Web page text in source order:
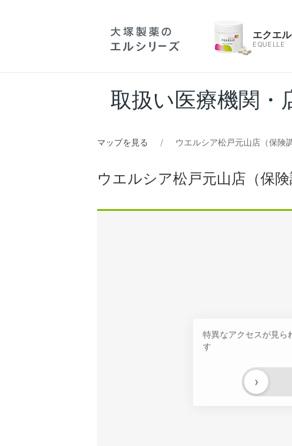
エクエル
EQUELLE
取扱い医療機関・
マップを見る ウエルシア松戸元山店（保険
ウエルシア松戸元山店（保険
特異なアクセスが見ら
す
›